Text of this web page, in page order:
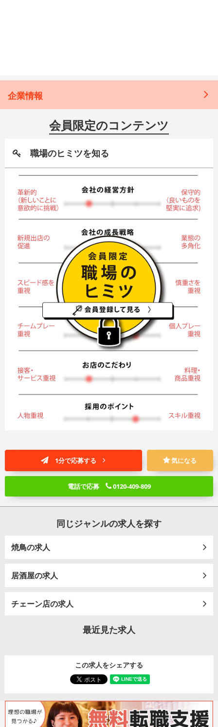
企業情報
会員限定のコンテンツ
職場のヒミツを知る
1分で応募する 気になる
電話で応募 0120-409-809
同じジャンルの求人を探す
焼鳥の求人
居酒屋の求人
チェーン店の求人
最近見た求人
この求人をシェアする